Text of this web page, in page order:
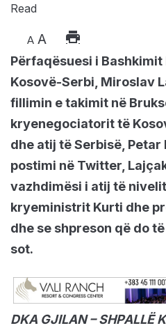
Read
A A
Përfaqësuesi i
Kosovë-Serbi, Miroslav
fillimin e takimit në
kryenegociatorit të
dhe atij të Serbisë, Petar
postimi në Twitter,
vazhdimësi i atij të
kryeministrit Kurti dhe
dhe se shpreson që do
sot.
DKA GJILAN – SHPALLË